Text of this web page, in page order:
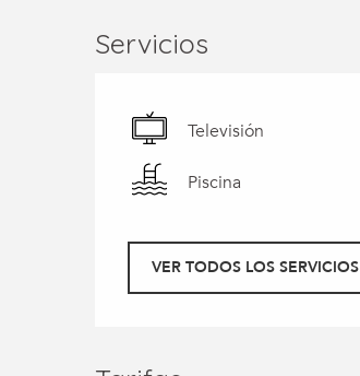
Servicios
Televisión
Piscina
VER TODOS LOS SERVICIOS